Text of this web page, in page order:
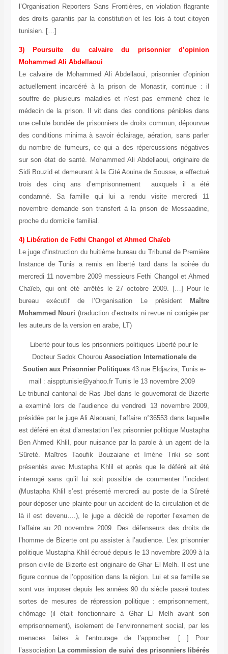
l’Organisation Reporters Sans Frontières, en violation flagrante
des droits garantis par la constitution et les lois à tout citoyen
tunisien. […]
3) Poursuite du calvaire du prisonnier d’opinion
Mohammed Ali Abdellaoui
Le calvaire de Mohammed Ali Abdellaoui, prisonnier d’opinion
actuellement incarcéré à la prison de Monastir, continue : il
souffre de plusieurs maladies et n’est pas emmené chez le
médecin de la prison. Il vit dans des conditions pénibles dans
une cellule bondée de prisonniers de droits commun, dépourvue
des conditions minima à savoir éclairage, aération, sans parler
du nombre de fumeurs, ce qui a des répercussions négatives
sur son état de santé. Mohammed Ali Abdellaoui, originaire de
Sidi Bouzid et demeurant à la Cité Aouina de Sousse, a effectué
trois des cinq ans d’emprisonnement auxquels il a été
condamné. Sa famille qui lui a rendu visite mercredi 11
novembre demande son transfert à la prison de Messaadine,
proche du domicile familial.
4) Libération de Fethi Changol et Ahmed Chaïeb
Le juge d’instruction du huitième bureau du Tribunal de Première
Instance de Tunis a remis en liberté tard dans la soirée du
mercredi 11 novembre 2009 messieurs Fethi Changol et Ahmed
Chaïeb, qui ont été arrêtés le 27 octobre 2009. […] Pour le
bureau exécutif de l’Organisation Le président
Maître
Mohammed Nouri (traduction d’extraits ni revue ni corrigée par
les auteurs de la version en arabe, LT)
Liberté pour tous les prisonniers politiques Liberté pour le
Docteur Sadok Chourou Association Internationale de
Soutien aux Prisonnier Politiques43 rue Eldjazira, Tunis e-
mail : aispptunisie@yahoo.fr Tunis le 13 novembre 2009
Le tribunal cantonal de Ras Jbel dans le gouvernorat de Bizerte
a examiné lors de l’audience du vendredi 13 novembre 2009,
présidée par le juge Ali Alaouani, l’affaire n°36553 dans laquelle
est déféré en état d’arrestation l’ex prisonnier politique Mustapha
Ben Ahmed Khlil, pour nuisance par la parole à un agent de la
Sûreté. Maîtres Taoufik Bouzaiane et Imène Triki se sont
présentés avec Mustapha Khlil et après que le déféré ait été
interrogé sans qu’il lui soit possible de commenter l’incident
(Mustapha Khlil s’est présenté mercredi au poste de la Sûreté
pour déposer une plainte pour un accident de la circulation et de
là il est devenu….), le juge a décidé de reporter l’examen de
l’affaire au 20 novembre 2009. Des défenseurs des droits de
l’homme de Bizerte ont pu assister à l’audience. L’ex prisonnier
politique Mustapha Khlil écroué depuis le 13 novembre 2009 à la
prison civile de Bizerte est originaire de Ghar El Melh. Il est une
figure connue de l’opposition dans la région. Lui et sa famille se
sont vus imposer depuis les années 90 du siècle passé toutes
sortes de mesures de répression politique : emprisonnement,
chômage (il était fonctionnaire à Ghar El Melh avant son
emprisonnement), isolement de l’environnement social, par les
menaces faites à l’entourage de l’approcher. […] Pour
l’association La commission de suivi des prisonniers libérés